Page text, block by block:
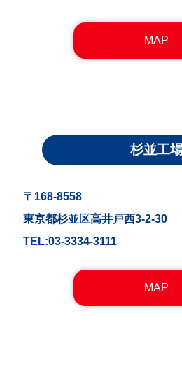
MAP
杉並工
〒168-8558
東京都杉並区高井戸西3-2-30
TEL:03-3334-3111
MAP